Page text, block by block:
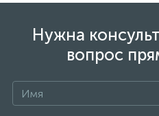
Нужна
вопрос